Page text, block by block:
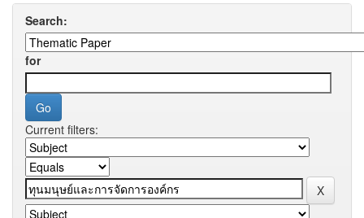
Search:
for
Current filters: